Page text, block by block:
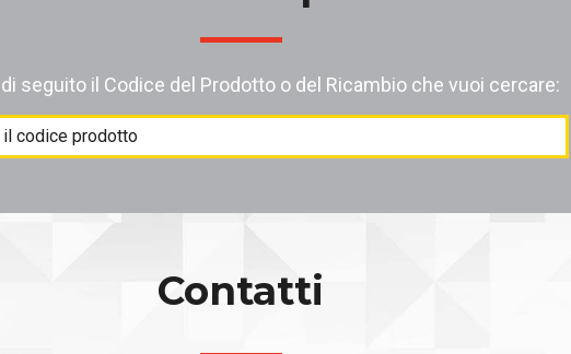
seguito il Codice del Prodotto o del Ricambio che vuoi cercare:
Contatti